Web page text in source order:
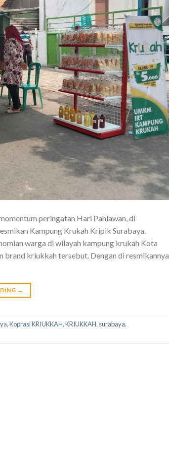
peringatan Hari Pahlawan, di
Kampung Krukah Kripik Surabaya.
warga di wilayah kampung krukah Kota
brand kriukkah tersebut. Dengan di resmikannya
→
,Koprasi KRIUKKAH,KRIUKKAH, surabaya,